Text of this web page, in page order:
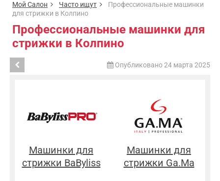
Мой Салон Часто ищут
Профессиональные машинки
для стрижки в Колпино
Профессиональные машинки для
стрижки в Колпино
Опубликовано 24 марта 2025
Машинки для
стрижки BaByliss
Машинки для
стрижки Ga.Ma